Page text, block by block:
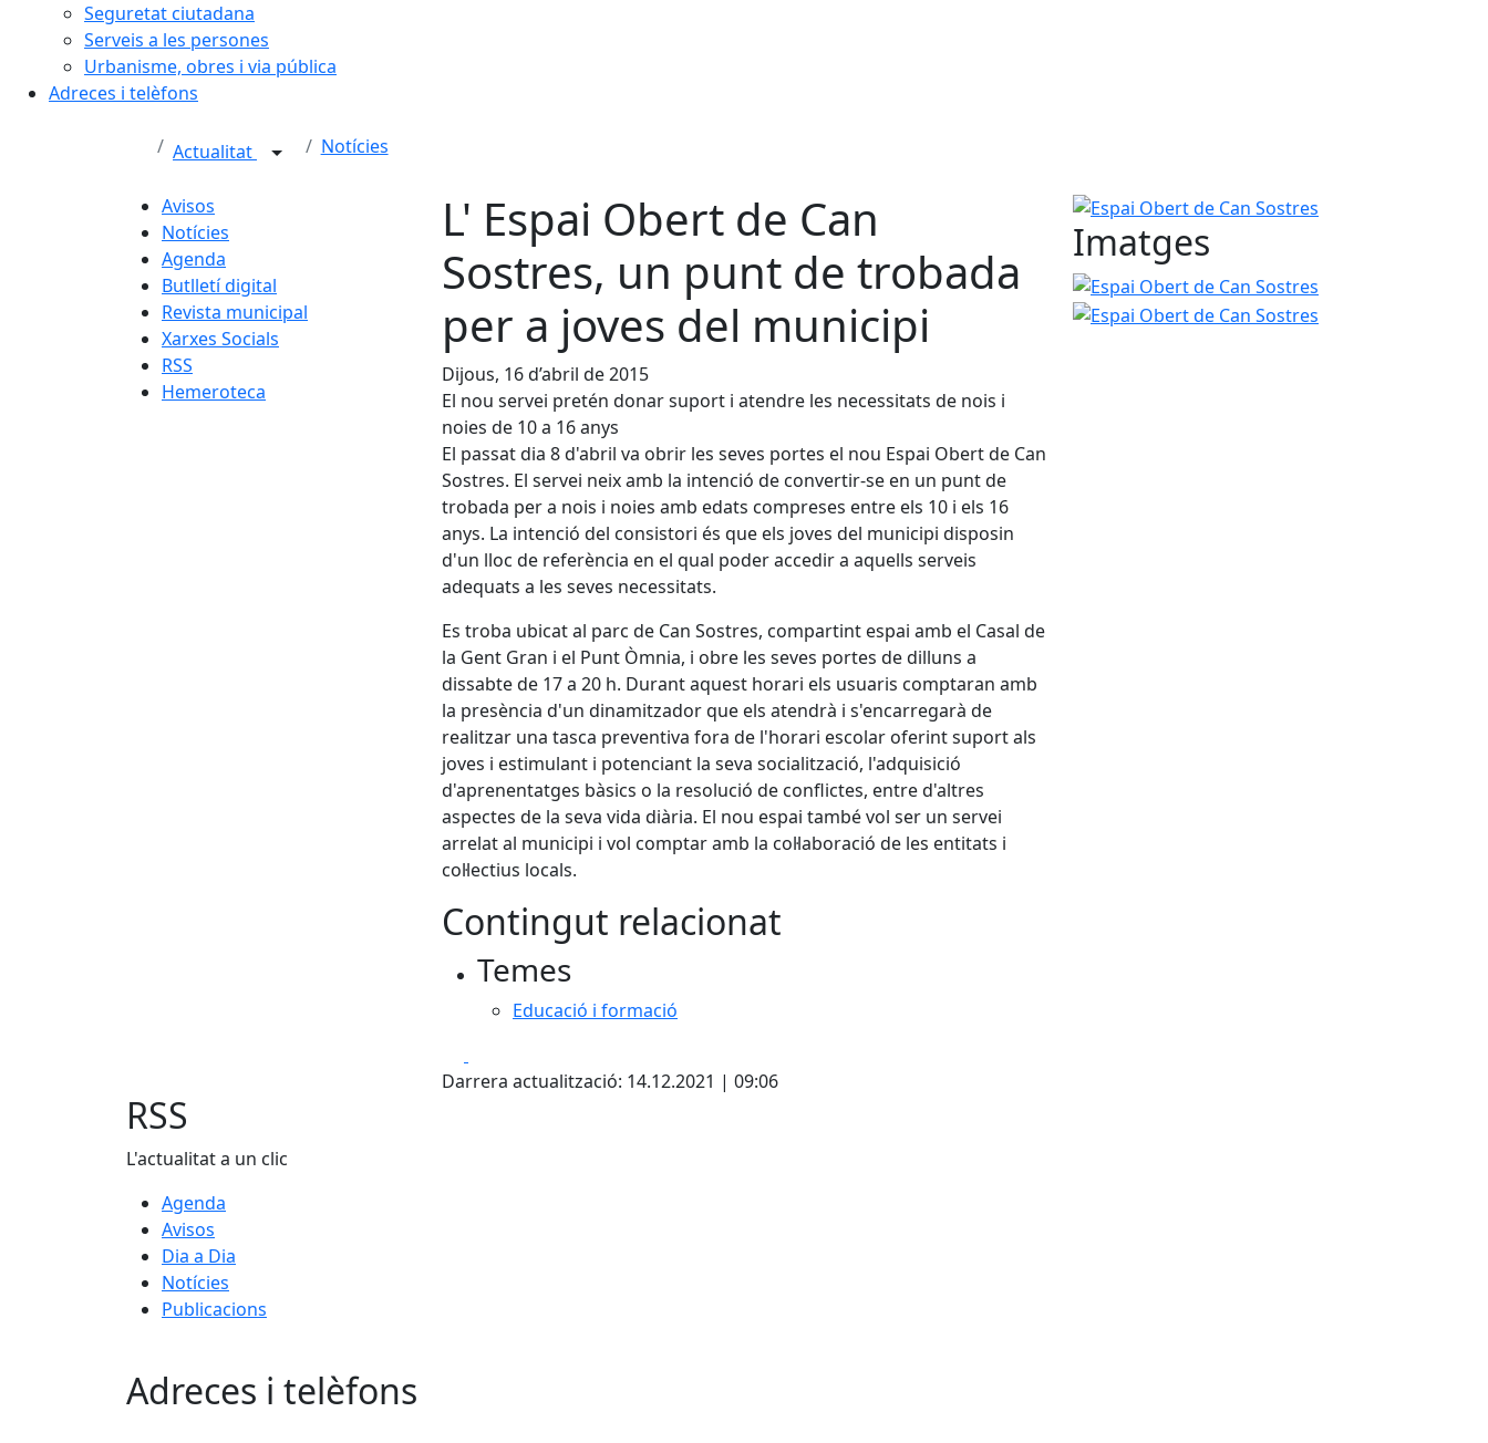
Seguretat ciutadana
Serveis a les persones
Urbanisme, obres i via pública
Adreces i telèfons
Actualitat Notícies
Avisos
Notícies
Agenda
Butlletí digital
Revista municipal
Xarxes Socials
RSS
Hemeroteca
L' Espai Obert de Can
Sostres, un punt de trobada
per a joves del municipi
Dijous, 16 d’abril de 2015
El nou servei pretén donar suport i atendre les necessitats de nois i
noies de 10 a 16 anys
El passat dia 8 d'abril va obrir les seves portes el nou Espai Obert de Can
Sostres. El servei neix amb la intenció de convertir-se en un punt de
trobada per a nois i noies amb edats compreses entre els 10 i els 16
anys. La intenció del consistori és que els joves del municipi disposin
d'un lloc de referència en el qual poder accedir a aquells serveis
adequats a les seves necessitats.
Es troba ubicat al parc de Can Sostres, compartint espai amb el Casal de
la Gent Gran i el Punt Òmnia, i obre les seves portes de dilluns a
dissabte de 17 a 20 h. Durant aquest horari els usuaris comptaran amb
la presència d'un dinamitzador que els atendrà i s'encarregarà de
realitzar una tasca preventiva fora de l'horari escolar oferint suport als
joves i estimulant i potenciant la seva socialització, l'adquisició
d'aprenentatges bàsics o la resolució de conflictes, entre d'altres
aspectes de la seva vida diària. El nou espai també vol ser un servei
arrelat al municipi i vol comptar amb la col·laboració de les entitats i
col·lectius locals.
Contingut relacionat
Temes
Educació i formació
Darrera actualització: 14.12.2021 | 09:06
Espai Obert de Can Sostres
Imatges
Espai Obert de Can Sostres
RSS
L'actualitat a un clic
Agenda
Avisos
Dia a Dia
Notícies
Publicacions
Adreces i telèfons